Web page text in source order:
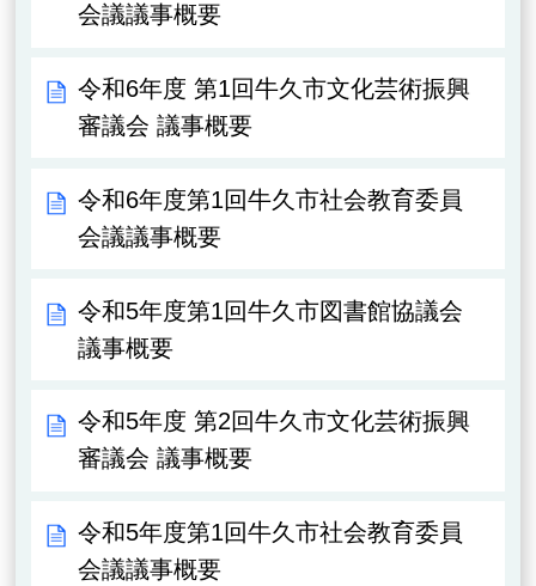
会議議事概要
令和6年度 第1回牛久市文化芸術振興
審議会 議事概要
令和6年度第1回牛久市社会教育委員
会議議事概要
令和5年度第1回牛久市図書館協議会
議事概要
令和5年度 第2回牛久市文化芸術振興
審議会 議事概要
令和5年度第1回牛久市社会教育委員
会議議事概要